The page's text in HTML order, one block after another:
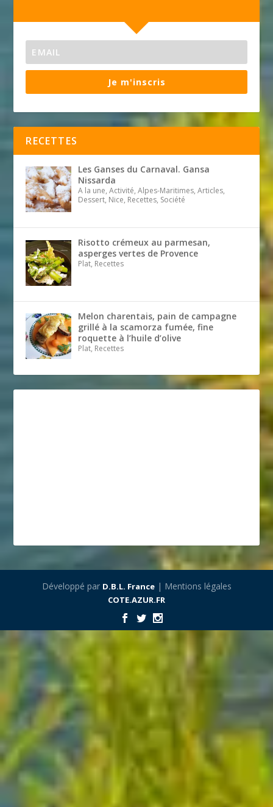
Je m'inscris
RECETTES
Les Ganses du Carnaval. Gansa
Nissarda
A la une, Activité, Alpes-Maritimes, Articles,
Dessert, Nice, Recettes, Société
Risotto crémeux au parmesan,
asperges vertes de Provence
Plat, Recettes
Melon charentais, pain de campagne
grillé à la scamorza fumée, fine
roquette à l’huile d’olive
Plat, Recettes
Développé par D.B.L. France| Mentions légales
COTE.AZUR.FR